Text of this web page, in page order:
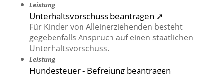
Leistung
Unterhaltsvorschuss beantragen ➚
Für Kinder von Alleinerziehenden besteht
gegebenfalls Anspruch auf einen staatlichen
Unterhaltsvorschuss.
Leistung
Hundesteuer - Befreiung beantragen